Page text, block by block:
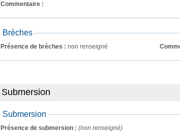
Commentaire :
Brèches
Présence de brèches : non renseigné
Submersion
Submersion
Présence de submersion :(non renseigné)